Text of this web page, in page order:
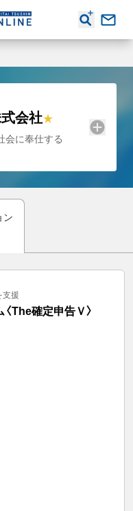
会社
会に奉仕する
ン
支援
The確定申告Ｖ〉